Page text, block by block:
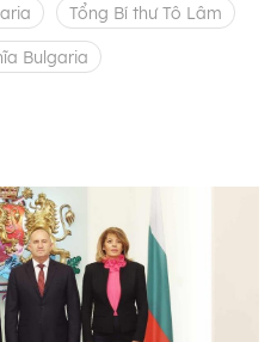
Tổng Bí thư Tô Lâm
Bulgaria